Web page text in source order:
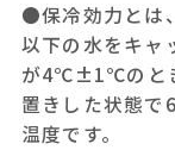
●保冷効力と
以下の水をキャ
が4℃±1℃のと
置きした状態で
温度です。